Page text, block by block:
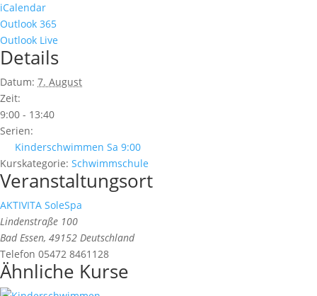
iCalendar
Outlook 365
Outlook Live
Details
Datum: 7. August
Zeit:
9:00 - 13:40
Serien:
Kinderschwimmen Sa 9:00
Kurskategorie: Schwimmschule
Veranstaltungsort
AKTIVITA SoleSpa
Lindenstraße 100
Bad Essen, 49152 Deutschland
Telefon 05472 8461128
Ähnliche Kurse